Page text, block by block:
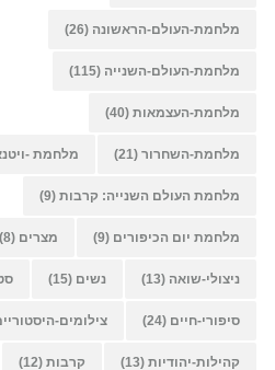
מלחמת-העולם-הראשונה (26)
מלחמת-העולם-השנייה (115)
מלחמת-העצמאות (40)
מלחמת-השחרור (21) מלחמת -
מלחמת העולם השנייה: קרבות (9)
מלחמת יום הכיפורים (9) מצרים (8)
ניצולי-שואה (13) נשים (15)
סיפורי-חיים (24) צילומים-
קהילות-יהודיות (13) קרבות (12)